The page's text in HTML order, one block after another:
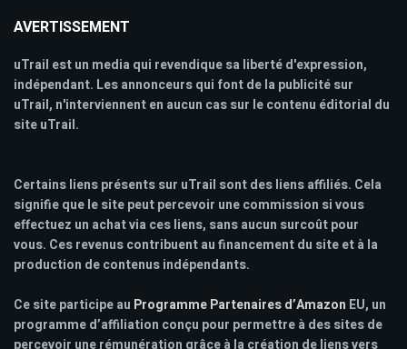
AVERTISSEMENT
uTrail est un media qui revendique sa liberté d'expression,
indépendant. Les annonceurs qui font de la publicité sur
uTrail, n'interviennent en aucun cas sur le contenu éditorial du
site uTrail.
Certains liens présents sur uTrail sont des liens affiliés. Cela
signifie que le site peut percevoir une commission si vous
effectuez un achat via ces liens, sans aucun surcoût pour
vous. Ces revenus contribuent au financement du site et à la
production de contenus indépendants.
Ce site participe au Programme Partenaires d’Amazon EU, un
programme d’affiliation conçu pour permettre à des sites de